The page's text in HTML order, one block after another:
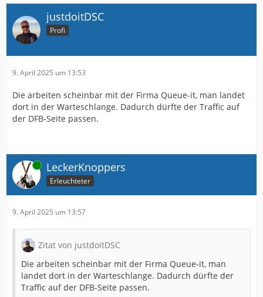
justdoitDSC
Profi
9. April 2025 um 13:53
Die arbeiten scheinbar mit der Firma Queue-it, man landet
dort in der Warteschlange. Dadurch dürfte der Traffic auf
der DFB-Seite passen.
Online LeckerKnoppers
Erleuchteter
9. April 2025 um 13:57
Zitat von justdoitDSC
Die arbeiten scheinbar mit der Firma Queue-it, man
landet dort in der Warteschlange. Dadurch dürfte der
Traffic auf der DFB-Seite passen.